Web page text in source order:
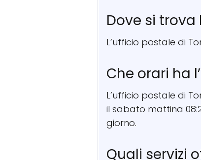
Dove si
L’ufficio postale di
Che orari ha
L’ufficio postale di
il sabato mattina
giorno.
Quali servizi